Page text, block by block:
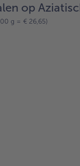
op
g = € 26,65)